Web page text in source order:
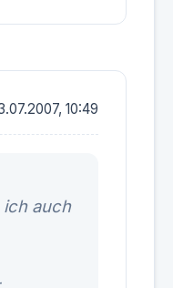
10:49
ich auch